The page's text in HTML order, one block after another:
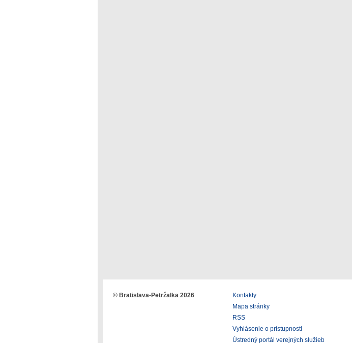
© Bratislava-Petržalka 2026
Kontakty
Mapa stránky
RSS
Vyhlásenie o prístupnosti
Ústredný portál verejných služieb